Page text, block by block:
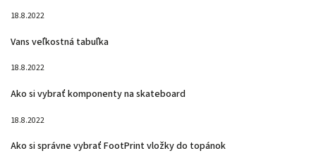
18.8.2022
Vans veľkostná tabuľka
18.8.2022
Ako si vybrať komponenty na skateboard
18.8.2022
Ako si správne vybrať FootPrint vložky do topánok